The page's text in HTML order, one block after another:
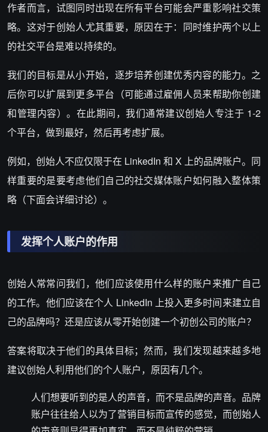
作者而言，试图同时出现在所有平台可能会严重影响社交策
略。这对于创始人尤其重要，原因在于：同时维护两个以上
的社交平台是难以持续的。
我们的目标是从小开始，逐步培养创建优秀内容的能力。之
后你可以扩展到更多平台（可能通过雇佣人员来帮助你创建
和管理内容）。在此期间，我们通常建议创始人专注于 1-2
个平台，做到最好，然后再考虑扩展。
例如，创始人不应仅限于在 LinkedIn 和 X 上的品牌账户。同
样重要的是要考虑他们自己的社交媒体账户如何融入整体策
略（下面会详细讨论）。
发挥个人账户的作用
创始人常常问我们，他们应该使用什么样的账户来推广自己
的工作。他们应该在个人 LinkedIn 上投入更多时间来建立自
己的品牌吗？还是应该从零开始创建一个初创公司的账户？
答案将取决于他们的具体目标；然而，我们发现越来越多地
建议创始人利用他们的个人账户，原因有几个。
人们想要听到的是人的声音，而不是品牌的声音。品牌
账户往往给人以为了营销目标而宣传的感觉，而创始人